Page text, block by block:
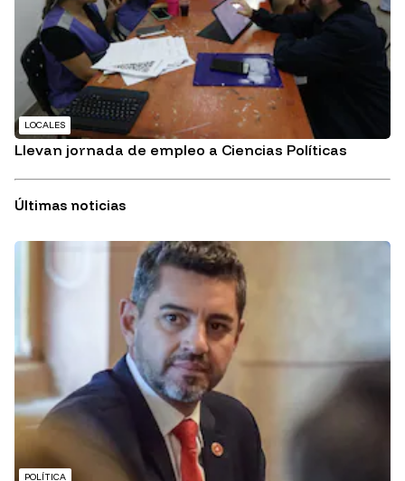
LOCALES
Llevan jornada de empleo a Ciencias Políticas
Últimas noticias
POLÍTICA